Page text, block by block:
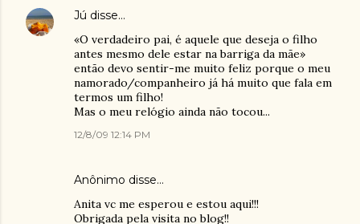
Jú disse…
«O verdadeiro pai, é aquele que deseja o filho
antes mesmo dele estar na barriga da mãe»
então devo sentir-me muito feliz porque o meu
namorado/companheiro já há muito que fala em
termos um filho!
Mas o meu relógio ainda não tocou...
12/8/09 12:14 PM
Anônimo disse…
Anita vc me esperou e estou aqui!!!
Obrigada pela visita no blog!!